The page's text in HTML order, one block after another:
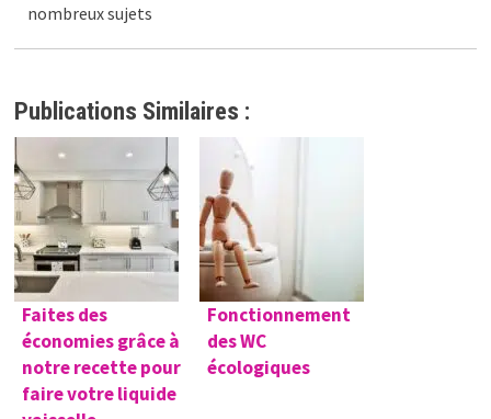
nombreux sujets
Publications Similaires :
Faites des
économies grâce à
notre recette pour
faire votre liquide
Fonctionnement
des WC
écologiques